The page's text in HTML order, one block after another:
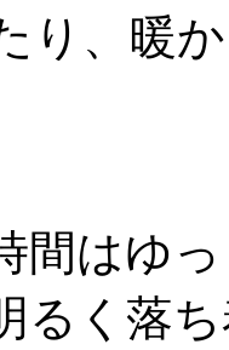
り、暖
間はゆ
るく落